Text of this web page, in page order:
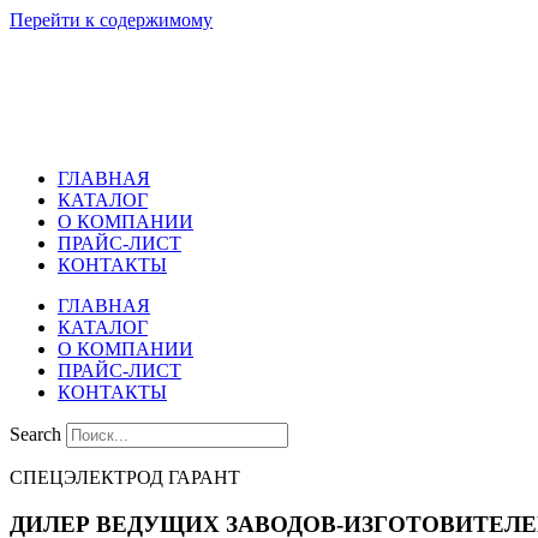
Перейти к содержимому
ГЛАВНАЯ
КАТАЛОГ
О КОМПАНИИ
ПРАЙС-ЛИСТ
КОНТАКТЫ
ГЛАВНАЯ
КАТАЛОГ
О КОМПАНИИ
ПРАЙС-ЛИСТ
КОНТАКТЫ
Search
СПЕЦЭЛЕКТРОД ГАРАНТ
ДИЛЕР ВЕДУЩИХ ЗАВОДОВ-